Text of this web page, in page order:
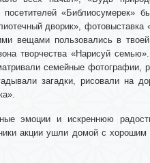
«Библиосумерек»
дворик»,
вещами пользовались в
творчества «Нарисуй
семейные фотографии,
загадки, рисовали на
эмоции и искреннюю
акции ушли домой с